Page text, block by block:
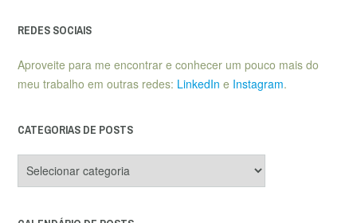
REDES SOCIAIS
Aproveite para me encontrar e conhecer um pouco mais do
meu trabalho em outras redes: LinkedIn e Instagram.
CATEGORIAS DE POSTS
de